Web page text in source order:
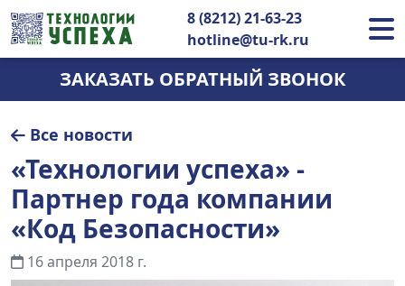
8 (8212) 21-63-23
hotline@tu-rk.ru
ЗАКАЗАТЬ ОБРАТНЫЙ ЗВОНОК
«Технологии успеха» -
Партнер года компании
«Код Безопасности»
Все новости
16 апреля 2018 г.